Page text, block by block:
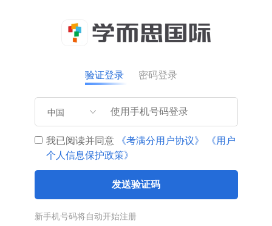
验证登录 密码登录
中国
我已阅读并同意 《考满分用户协议》
《用户
个人信息保护政策》
发送验证码
新手机号码将自动开始注册